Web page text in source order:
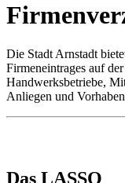
Die Stadt Arnstadt
Firmeneintrages auf
Handwerksbetriebe,
Anliegen und
Das LASSO